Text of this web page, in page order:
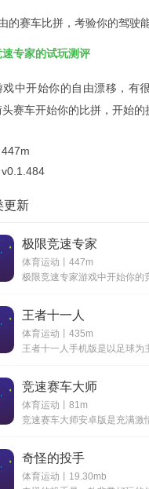
的赛车比拼，考验你的驾驶
专家的试玩测评
戏中开始你的自由漂移，有
赛车开始你的比拼，开始的
447m
v0.1.484
更新
极限竞速专家
体育运动丨447m
王者十一人
体育运动丨435m
竞速赛车大师
体育运动丨81m
奇怪的投手
体育运动丨19.30mb